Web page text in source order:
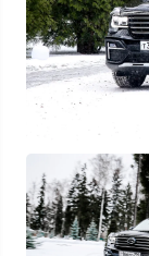
Отправляя данную
персональных